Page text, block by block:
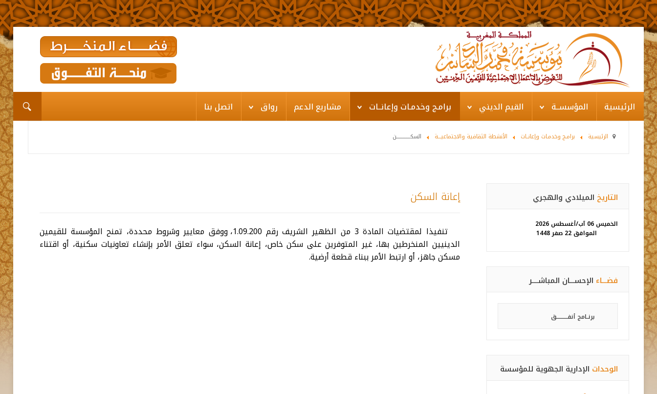
الرئيسية
المؤسســة
القيم الديني
برامـج وخدمـات وإعانــات
مشاريع الدعم
رواق
اتصل بنا
الرئيسية المؤسســة القيم الديني برامـج وخدمـات وإعانــات مشاريع الدعم رواق اتصل بنا
الرئيسية برامـج وخدمـات وإعانــات الأنشطة الثقافية والاجتماعيـــة السكــــــــــــــن
إعانة السكن
تنفيذا لمقتضيات المادة 3 من الظهير الشريف رقم 1.09.200، ووفق معايير وشروط محددة، تمنح المؤسسة للقيمين
الدينيين المنخرطين بها، غير المتوفرين على سكن خاص، إعانة السكن، سواء تعلق الأمر بإنشاء تعاونيات سكنية، أو اقتناء
مسكن جاهز، أو ارتبط الأمر ببناء قطعة أرضية.
التاريخ الميلادي والهجري
الخميس 06 آب/أغسطس 2026
الموافق 22 صفر 1448
فضـــاء الإحســـان المباشــــر
برنــامج أنفـــــــــــق
الوحدات الإدارية الجهوية للمؤسسة